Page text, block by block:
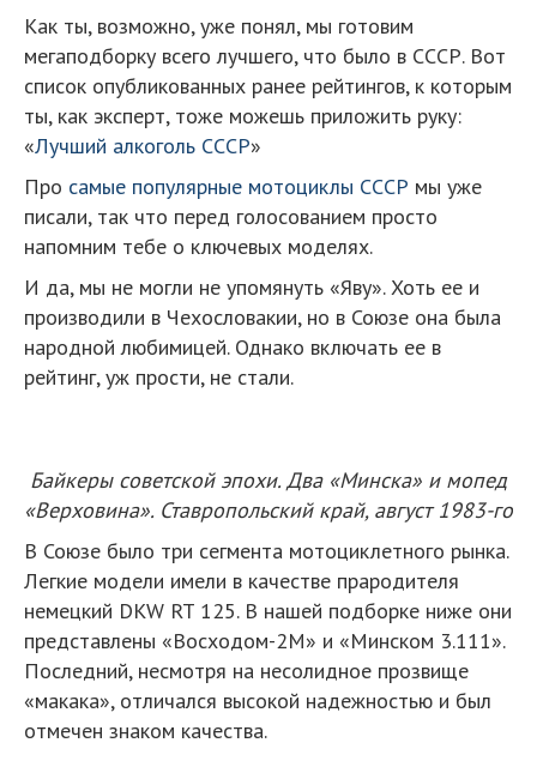
Как ты, возможно, уже понял, мы готовим
мегаподборку всего лучшего, что было в СССР. Вот
список опубликованных ранее рейтингов, к которым
ты, как эксперт, тоже можешь приложить руку:
«Лучший алкоголь СССР»
Про самые популярные мотоциклы СССР мы уже
писали, так что перед голосованием просто
напомним тебе о ключевых моделях.
И да, мы не могли не упомянуть «Яву». Хоть ее и
производили в Чехословакии, но в Союзе она была
народной любимицей. Однако включать ее в
рейтинг, уж прости, не стали.
Байкеры советской эпохи. Два «Минска» и мопед
«Верховина». Ставропольский край, август 1983-го
В Союзе было три сегмента мотоциклетного рынка.
Легкие модели имели в качестве прародителя
немецкий DKW RT 125. В нашей подборке ниже они
представлены «Восходом-2М» и «Минском 3.111».
Последний, несмотря на несолидное прозвище
«макака», отличался высокой надежностью и был
отмечен знаком качества.